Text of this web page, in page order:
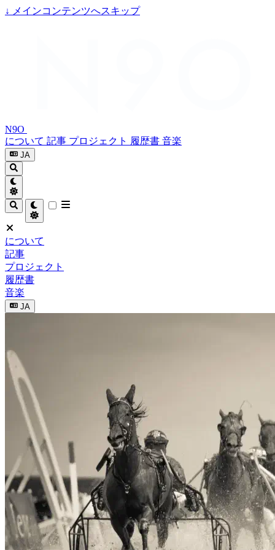
↓ メインコンテンツへスキップ
N9O
について 記事 プロジェクト 履歴書 音楽
JA
について
記事
プロジェクト
履歴書
音楽
JA